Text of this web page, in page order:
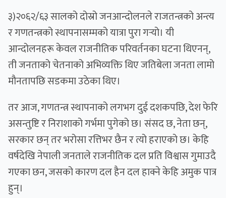
३)२०६२/६३ सालको दोस्रो जनआन्दोलनले राजतन्त्रको अन्त्य
र गणतन्त्रको स्थापनासम्मको यात्रा पुरा गर्‍यो। यी
आन्दोलनहरू केवल राजनीतिक परिवर्तनका घटना थिएनन्,
ती जनताको चेतनाको अभिव्यक्ति थिए जतिबेला जनता लामो
मौनतापछि सडकमा उठेका थिए।
तर आज, गणतन्त्र स्थापनाको लगभग दुई दशकपछि, देश फेरि
असन्तुष्टि र निराशाको गर्भमा पुगेको छ। संसद छ, नेता छन्,
सरकार छन् तर भरोसा रत्तिभर छैन र त्यो हराएको छ। केहि
वर्षदेखि नेपाली जनताले राजनीतिक दल प्रति विश्वास गुमाउदै
गएका छन, जसको कारण दल हैन दल हाक्ने केहि अमुक पात्र
हुन्।